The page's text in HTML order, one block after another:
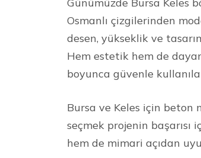
Osmanlı çizgilerinden
desen, yükseklik ve
Hem estetik hem de
boyunca güvenle
Bursa ve Keles için beton
seçmek projenin
hem de mimari açıdan